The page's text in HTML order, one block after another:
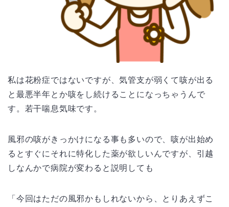
私は花粉症ではないですが、気管支が弱くて咳が出る
と最悪半年とか咳をし続けることになっちゃうんで
す。若干喘息気味です。
風邪の咳がきっかけになる事も多いので、咳が出始め
るとすぐにそれに特化した薬が欲しいんですが、引越
しなんかで病院が変わると説明しても
「今回はただの風邪かもしれないから、とりあえずこ